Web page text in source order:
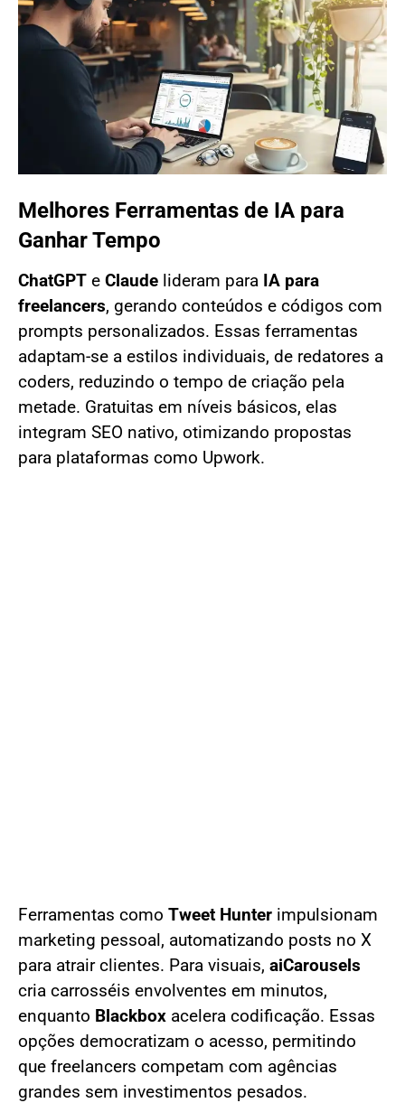
Melhores Ferramentas de IA para
Ganhar Tempo
ChatGPT e Claude lideram para IA para
freelancers, gerando conteúdos e códigos com
prompts personalizados. Essas ferramentas
adaptam-se a estilos individuais, de redatores a
coders, reduzindo o tempo de criação pela
metade. Gratuitas em níveis básicos, elas
integram SEO nativo, otimizando propostas
para plataformas como Upwork.
Ferramentas como Tweet Hunter impulsionam
marketing pessoal, automatizando posts no X
para atrair clientes. Para visuais, aiCarousels
cria carrosséis envolventes em minutos,
enquanto Blackbox acelera codificação. Essas
opções democratizam o acesso, permitindo
que freelancers competam com agências
grandes sem investimentos pesados.